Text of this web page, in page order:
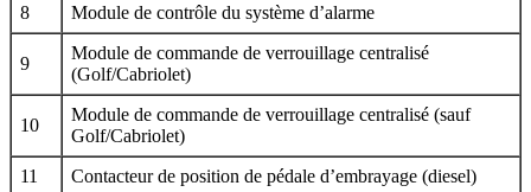
8
Module de contrôle du système d’alarme
9
Module de commande de verrouillage centralisé
(Golf/Cabriolet)
10
Module de commande de verrouillage centralisé (sauf
Golf/Cabriolet)
11
Contacteur de position de pédale d’embrayage (diesel)